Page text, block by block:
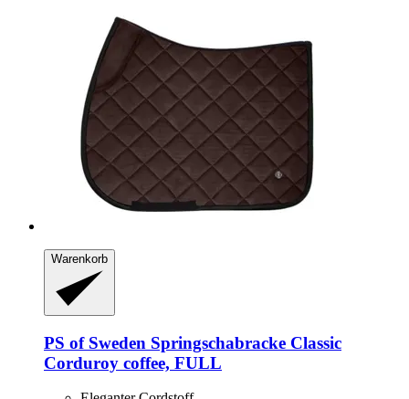
Warenkorb
PS of Sweden Springschabracke Classic
Corduroy coffee, FULL